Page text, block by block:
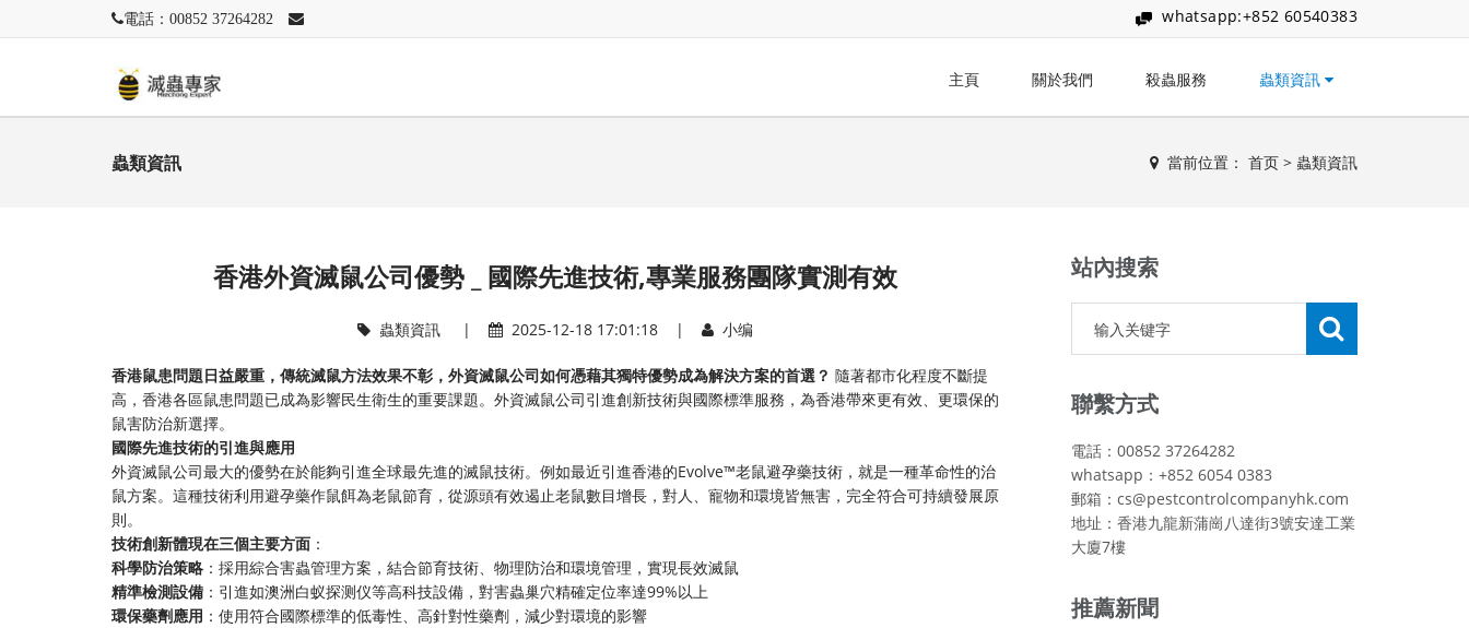
電話：00852 37264282 whatsapp:+852 60540383
主頁 關於我們 殺蟲服務 蟲類資訊
蟲類資訊 當前位置： 首页 > 蟲類資訊
香港外資滅鼠公司優勢 _ 國際先進技術,專業服務團隊實測有效
蟲類資訊 | 2025-12-18 17:01:18 | 小编
香港鼠患問題日益嚴重，傳統滅鼠方法效果不彰，外資滅鼠公司如何憑藉其獨特優勢成為解決方案的首選？ 隨著都市化程度不斷提
高，香港各區鼠患問題已成為影響民生衛生的重要課題。外資滅鼠公司引進創新技術與國際標準服務，為香港帶來更有效、更環保的
鼠害防治新選擇。
國際先進技術的引進與應用
外資滅鼠公司最大的優勢在於能夠引進全球最先進的滅鼠技術。例如最近引進香港的Evolve™老鼠避孕藥技術，就是一種革命性的治
鼠方案。這種技術利用避孕藥作鼠餌為老鼠節育，從源頭有效遏止老鼠數目增長，對人、寵物和環境皆無害，完全符合可持續發展原
則。
技術創新體現在三個主要方面 ：
科學防治策略 ：採用綜合害蟲管理方案，結合節育技術、物理防治和環境管理，實現長效滅鼠
精準檢測設備 ：引進如澳洲白蚁探测仪等高科技設備，對害蟲巢穴精確定位率達99%以上
環保藥劑應用 ：使用符合國際標準的低毒性、高針對性藥劑，減少對環境的影響
站內搜索
聯繫方式
電話：00852 37264282
whatsapp：+852 6054 0383
郵箱：cs@pestcontrolcompanyhk.com
地址：香港九龍新蒲崗八達街3號安達工業
大廈7樓
推薦新聞